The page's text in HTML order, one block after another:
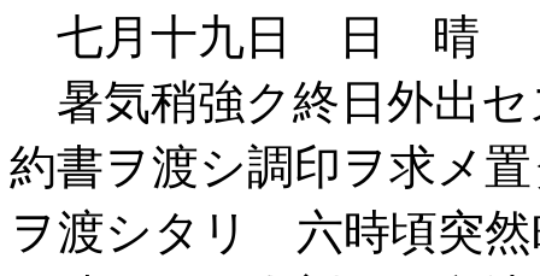
七月十九日 日 晴
暑気稍強ク終日外出
約書ヲ渡シ調印ヲ求メ
ヲ渡シタリ 六時頃突